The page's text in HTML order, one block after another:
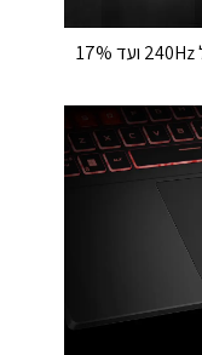
עם קצב דיווח של 240Hz ועד 17%